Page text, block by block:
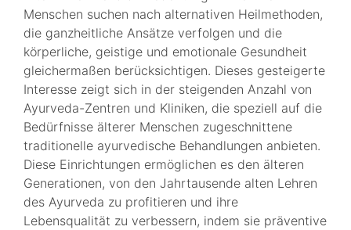
Menschen suchen nach alternativen Heilmethoden,
die ganzheitliche Ansätze verfolgen und die
körperliche, geistige und emotionale Gesundheit
gleichermaßen berücksichtigen. Dieses gesteigerte
Interesse zeigt sich in der steigenden Anzahl von
Ayurveda-Zentren und Kliniken, die speziell auf die
Bedürfnisse älterer Menschen zugeschnittene
traditionelle ayurvedische Behandlungen anbieten.
Diese Einrichtungen ermöglichen es den älteren
Generationen, von den Jahrtausende alten Lehren
des Ayurveda zu profitieren und ihre
Lebensqualität zu verbessern, indem sie präventive